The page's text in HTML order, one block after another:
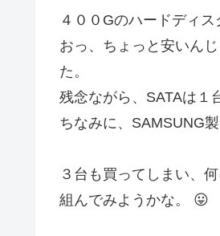
４００Gのハードディ
おっ、ちょっと安いん
た。
残念ながら、SATAは１
ちなみに、SAMSUNG製
３台も買ってしまい、
組んでみようかな。 😛